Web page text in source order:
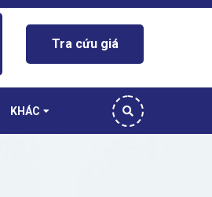
Tra cứu giá
KHÁC